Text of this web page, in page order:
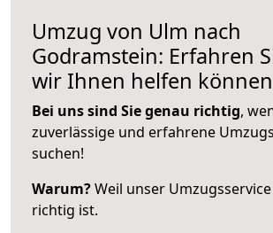
Umzug von Ulm nach
Godramstein: Erfahren
wir Ihnen helfen können
Bei uns sind Sie genau richtig,
zuverlässige und erfahrene
suchen!
Warum?Weil unser
richtig ist.